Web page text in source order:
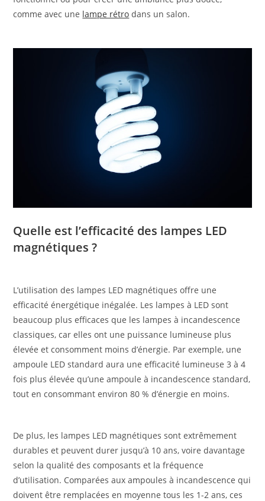
comme avec une lampe rétro dans un salon.
Quelle est l’efficacité des lampes LED
magnétiques ?
L’utilisation des lampes LED magnétiques offre une
efficacité énergétique inégalée. Les lampes à LED sont
beaucoup plus efficaces que les lampes à incandescence
classiques, car elles ont une puissance lumineuse plus
élevée et consomment moins d’énergie. Par exemple, une
ampoule LED standard aura une efficacité lumineuse 3 à 4
fois plus élevée qu’une ampoule à incandescence standard,
tout en consommant environ 80 % d’énergie en moins.
De plus, les lampes LED magnétiques sont extrêmement
durables et peuvent durer jusqu’à 10 ans, voire davantage
selon la qualité des composants et la fréquence
d’utilisation. Comparées aux ampoules à incandescence qui
doivent être remplacées en moyenne tous les 1-2 ans, ces